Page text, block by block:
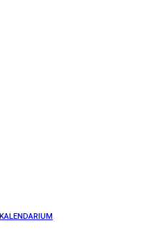
KALENDARIUM